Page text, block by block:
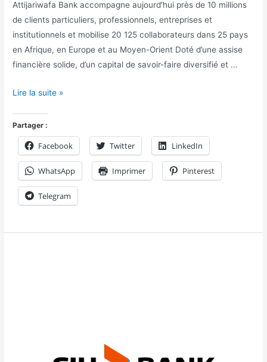
Attijariwafa Bank accompagne aujourd’hui près de 10 millions
de clients particuliers, professionnels, entreprises et
institutionnels et mobilise 20 125 collaborateurs dans 25 pays
en Afrique, en Europe et au Moyen-Orient Doté d’une assise
financière solide, d’un capital de savoir-faire diversifié et …
Lire la suite »
Partager :
Facebook Twitter LinkedIn
WhatsApp Imprimer Pinterest
Telegram